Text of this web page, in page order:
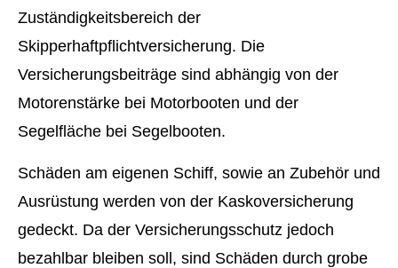
Zuständigkeitsbereich der
Skipperhaftpflichtversicherung. Die
Versicherungsbeiträge sind abhängig von der
Motorenstärke bei Motorbooten und der
Segelfläche bei Segelbooten.
Schäden am eigenen Schiff, sowie an Zubehör und
Ausrüstung werden von der Kaskoversicherung
gedeckt. Da der Versicherungsschutz jedoch
bezahlbar bleiben soll, sind Schäden durch grobe